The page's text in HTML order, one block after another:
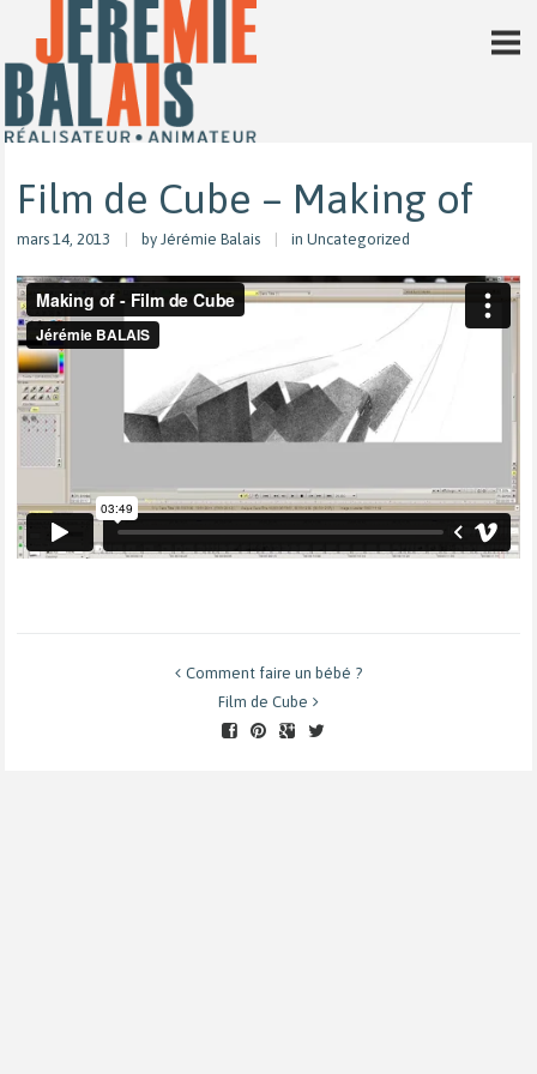
Film de Cube – Making of
mars 14, 2013 by Jérémie Balais in Uncategorized
Comment faire un bébé ?
Film de Cube